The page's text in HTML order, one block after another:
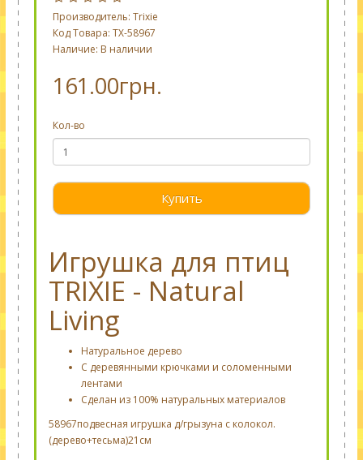
Производитель: Trixie
Код Товара: TX-58967
Наличие: В наличии
161.00грн.
Кол-во
Купить
Игрушка для птиц
TRIXIE - Natural
Living
Натуральное дерево
С деревянными крючками и соломенными
лентами
Сделан из 100% натуральных материалов
58967подвесная игрушка д/грызуна с колокол.
(дерево+тесьма)21см